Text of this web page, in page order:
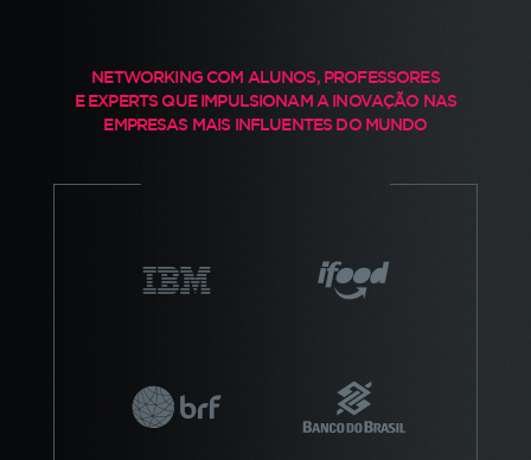
NETWORKING COM ALUNOS, PROFESSORES
E EXPERTS QUE IMPULSIONAM A INOVAÇÃO NAS
EMPRESAS MAIS INFLUENTES DO MUNDO